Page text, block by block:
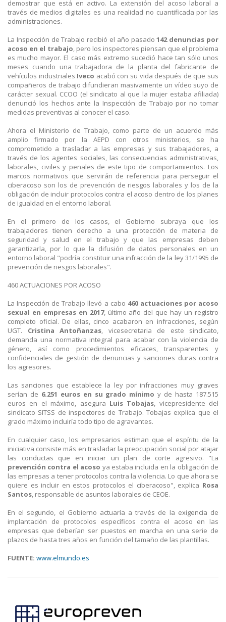
demostrar que está en activo. La extensión del acoso laboral a
través de medios digitales es una realidad no cuantificada por las
administraciones.
La Inspección de Trabajo recibió el año pasado142 denuncias por
acoso en el trabajo, pero los inspectores piensan que el problema
es mucho mayor. El caso más extremo sucedió hace tan sólo unos
meses cuando una trabajadora de la planta del fabricante de
vehículos industriales Iveco acabó con su vida después de que sus
compañeros de trabajo difundieran masivamente un vídeo suyo de
carácter sexual. CCOO (el sindicato al que la mujer estaba afiliada)
denunció los hechos ante la Inspección de Trabajo por no tomar
medidas preventivas al conocer el caso.
Ahora el Ministerio de Trabajo, como parte de un acuerdo más
amplio firmado por la AEPD con otros ministerios, se ha
comprometido a trasladar a las empresas y sus trabajadores, a
través de los agentes sociales, las consecuencias administrativas,
laborales, civiles y penales de este tipo de comportamientos. Los
marcos normativos que servirán de referencia para perseguir el
ciberacoso son los de prevención de riesgos laborales y los de la
obligación de incluir protocolos contra el acoso dentro de los planes
de igualdad en el entorno laboral.
En el primero de los casos, el Gobierno subraya que los
trabajadores tienen derecho a una protección de materia de
seguridad y salud en el trabajo y que las empresas deben
garantizarla, por lo que la difusión de datos personales en un
entorno laboral "podría constituir una infracción de la ley 31/1995 de
prevención de riesgos laborales".
460 ACTUACIONES POR ACOSO
La Inspección de Trabajo llevó a cabo 460 actuaciones por acoso
sexual en empresas en 2017, último año del que hay un registro
completo oficial. De ellas, cinco acabaron en infracciones, según
UGT. Cristina Antoñanzas, vicesecretaria de este sindicato,
demanda una normativa integral para acabar con la violencia de
género, así como procedimientos eficaces, transparentes y
confidenciales de gestión de denuncias y sanciones duras contra
los agresores.
Las sanciones que establece la ley por infracciones muy graves
serían de 6.251 euros en su grado mínimo y de hasta 187.515
euros en el máximo, asegura Luis Tobajas, vicepresidente del
sindicato SITSS de inspectores de Trabajo. Tobajas explica que el
grado máximo incluiría todo tipo de agravantes.
En cualquier caso, los empresarios estiman que el espíritu de la
iniciativa consiste más en trasladar la preocupación social por atajar
las conductas que en iniciar un plan de corte agresivo. "La
prevención contra el acoso ya estaba incluida en la obligación de
las empresas a tener protocolos contra la violencia. Lo que ahora se
quiere es incluir en estos protocolos el ciberacoso", explica Rosa
Santos, responsable de asuntos laborales de CEOE.
En el segundo, el Gobierno actuaría a través de la exigencia de
implantación de protocolos específicos contra el acoso en las
empresas que deberían ser puestos en marcha en una serie de
plazos de hasta tres años en función del tamaño de las plantillas.
FUENTE: www.elmundo.es